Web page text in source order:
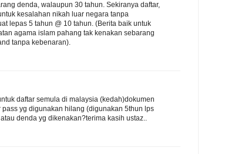
denda, walaupun 30 tahun. Sekiranya daftar,
kesalahan nikah luar negara tanpa
lepas 5 tahun @ 10 tahun. (Berita baik untuk
agama islam pahang tak kenakan sebarang
tanpa kebenaran).
daftar semula di malaysia (kedah)dokumen
yg digunakan hilang (digunakan 5thun lps
denda yg dikenakan?terima kasih ustaz..